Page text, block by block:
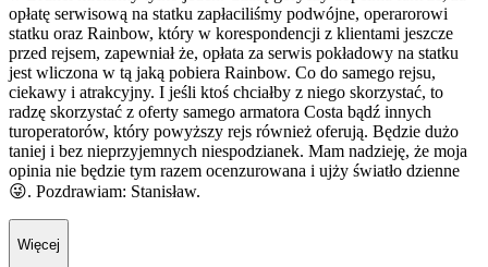
opłatę serwisową na statku zapłaciliśmy podwójne, operarorowi
statku oraz Rainbow, który w korespondencji z klientami jeszcze
przed rejsem, zapewniał że, opłata za serwis pokładowy na statku
jest wliczona w tą jaką pobiera Rainbow. Co do samego rejsu,
ciekawy i atrakcyjny. I jeśli ktoś chciałby z niego skorzystać, to
radzę skorzystać z oferty samego armatora Costa bądź innych
turoperatorów, który powyższy rejs również oferują. Będzie dużo
taniej i bez nieprzyjemnych niespodzianek. Mam nadzieję, że moja
opinia nie będzie tym razem ocenzurowana i ujży światło dzienne
😜. Pozdrawiam: Stanisław.
Więcej